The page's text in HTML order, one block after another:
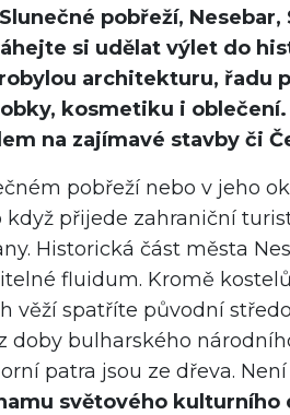
pobřeží, Nesebar,
si udělat výlet do
architekturu, řadu
kosmetiku i
na zajímavé stavby či
pobřeží nebo v jeho
když přijede zahraniční
Historická část města
fluidum. Kromě
věží spatříte původní
doby bulharského
patra jsou ze dřeva.
světového kulturního